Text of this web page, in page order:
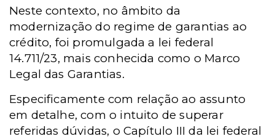
Neste contexto, no âmbito da
modernização do regime de garantias ao
crédito, foi promulgada a lei federal
14.711/23, mais conhecida como o Marco
Legal das Garantias.
Especificamente com relação ao assunto
em detalhe, com o intuito de superar
referidas dúvidas, o Capítulo III da lei federal